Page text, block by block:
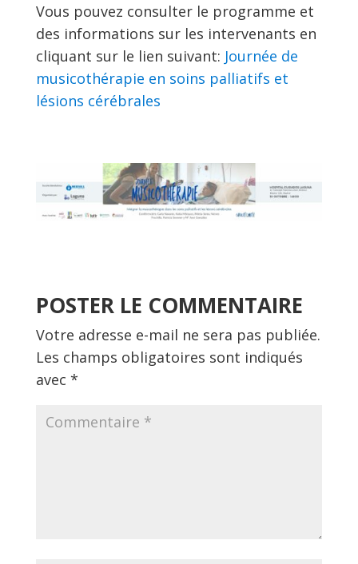
Vous pouvez consulter le programme et
des informations sur les intervenants en
cliquant sur le lien suivant: Journée de
musicothérapie en soins palliatifs et
lésions cérébrales
POSTER LE COMMENTAIRE
Votre adresse e-mail ne sera pas publiée.
Les champs obligatoires sont indiqués
avec *